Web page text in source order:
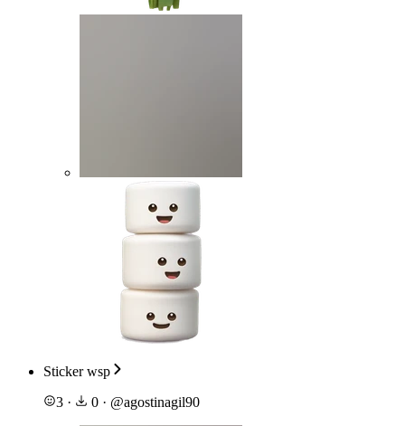
Sticker wsp
3 · 0 · @agostinagil90